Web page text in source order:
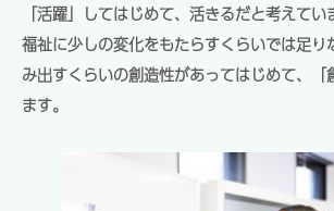
「活躍」してはじめて、活きるだと考えてい
福祉に少しの変化をもたらすくらいでは足
み出すくらいの創造性があってはじめて、「
ます。